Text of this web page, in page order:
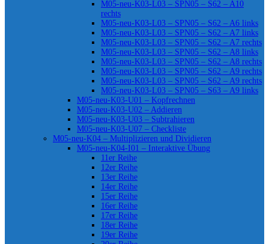
M05-neu-K03-L03 – SPN05 – S62 – A10
rechts
M05-neu-K03-L03 – SPN05 – S62 – A6 links
M05-neu-K03-L03 – SPN05 – S62 – A7 links
M05-neu-K03-L03 – SPN05 – S62 – A7 rechts
M05-neu-K03-L03 – SPN05 – S62 – A8 links
M05-neu-K03-L03 – SPN05 – S62 – A8 rechts
M05-neu-K03-L03 – SPN05 – S62 – A9 rechts
M05-neu-K03-L03 – SPN05 – S62 – A9 rechts
M05-neu-K03-L03 – SPN05 – S63 – A9 links
M05-neu-K03-U01 – Kopfrechnen
M05-neu-K03-U02 – Addieren
M05-neu-K03-U03 – Subtrahieren
M05-neu-K03-U07 – Checkliste
M05-neu-K04 – Multiplizieren und Dividieren
M05-neu-K04-I01 – Interaktive Übung
11er Reihe
12er Reihe
13er Reihe
14er Reihe
15er Reihe
16er Reihe
17er Reihe
18er Reihe
19er Reihe